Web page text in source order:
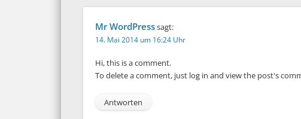
Mr WordPresssagt:
14. Mai 2014 um 16:24 Uhr
Hi, this is a comment.
To delete a comment, just log in and view the post's
Antworten